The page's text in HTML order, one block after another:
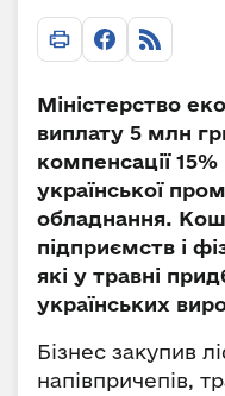
Міністерство
виплату 5 млн
компенсації
української
обладнання.
підприємств і
які у травні
українських
Бізнес закупив
напівпричепів,